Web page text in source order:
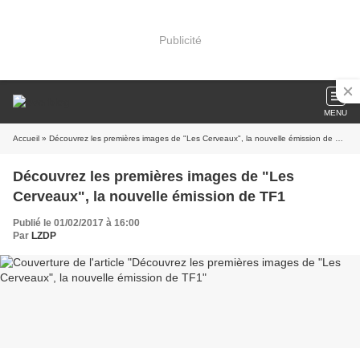
Publicité
MENU
Accueil » Découvrez les premières images de "Les Cerveaux", la nouvelle émission de TF1
Découvrez les premières images de "Les
Cerveaux", la nouvelle émission de TF1
Publié le 01/02/2017 à 16:00
Par LZDP